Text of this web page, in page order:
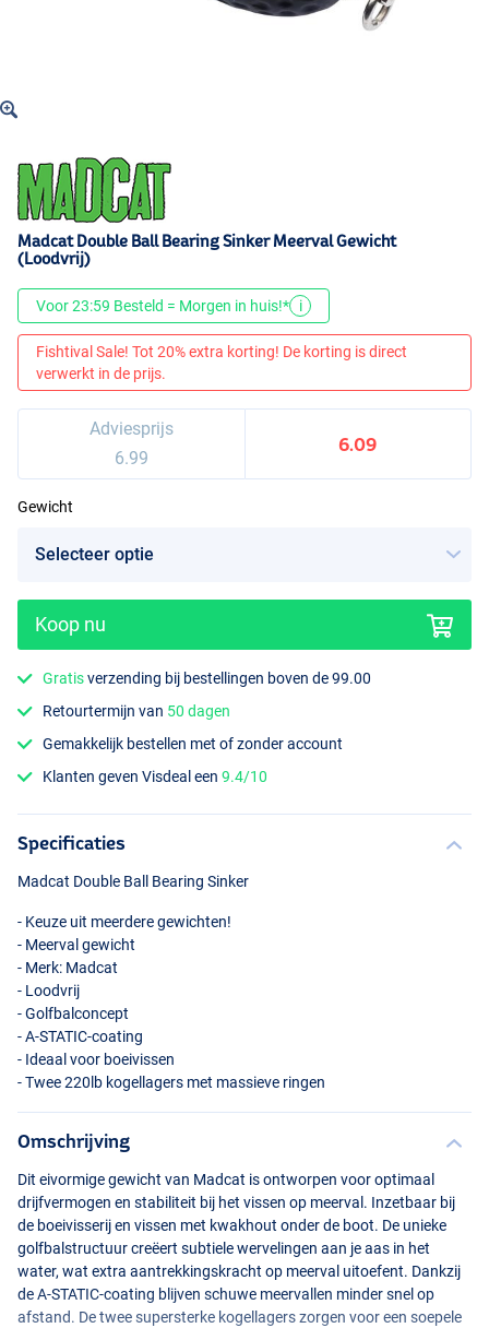
Madcat Double Ball Bearing Sinker Meerval Gewicht
(Loodvrij)
Voor 23:59 Besteld = Morgen in huis!* i
Fishtival Sale! Tot 20% extra korting! De korting is direct
verwerkt in de prijs.
Adviesprijs
6.99
6.09
Gewicht
Koop nu
Gratisverzending bij bestellingen boven de 99.00
Retourtermijn van 50 dagen
Gemakkelijk bestellen met of zonder account
Klanten geven Visdeal een9.4/10
Specificaties
Madcat Double Ball Bearing Sinker
- Keuze uit meerdere gewichten!
- Meerval gewicht
- Merk: Madcat
- Loodvrij
- Golfbalconcept
- A-STATIC-coating
- Ideaal voor boeivissen
- Twee 220lb kogellagers met massieve ringen
Omschrijving
Dit eivormige gewicht van Madcat is ontworpen voor optimaal
drijfvermogen en stabiliteit bij het vissen op meerval. Inzetbaar bij
de boeivisserij en vissen met kwakhout onder de boot. De unieke
golfbalstructuur creëert subtiele wervelingen aan je aas in het
water, wat extra aantrekkingskracht op meerval uitoefent. Dankzij
de A-STATIC-coating blijven schuwe meervallen minder snel op
afstand. De twee supersterke kogellagers zorgen voor een soepele